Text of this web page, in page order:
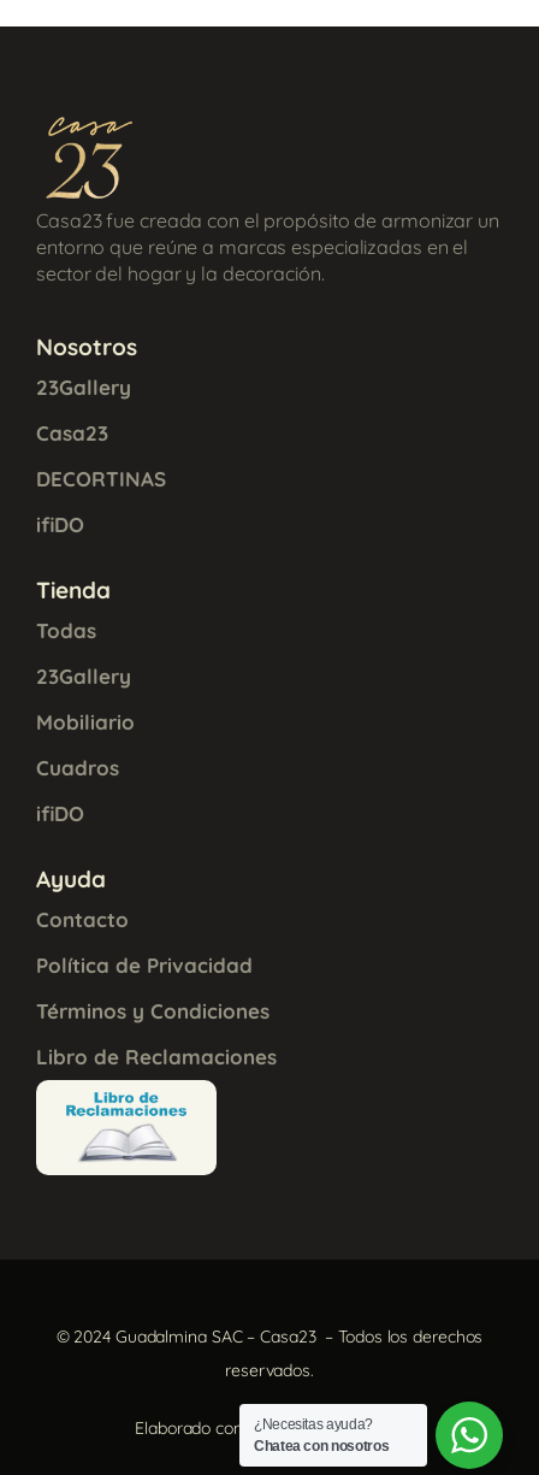
Casa23 fue creada con el propósito de armonizar un
entorno que reúne a marcas especializadas en el
sector del hogar y la decoración.
Nosotros
23Gallery
Casa23
DECORTINAS
ifiDO
Tienda
Todas
23Gallery
Mobiliario
Cuadros
ifiDO
Ayuda
Contacto
Política de Privacidad
Términos y Condiciones
Libro de Reclamaciones
© 2024 Guadalmina SAC – Casa23 – Todos los derechos
reservados.
Elaborado con porAura Creativa
¿Necesitas ayuda?
Chatea con nosotros